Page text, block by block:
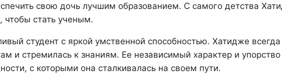
свою дочь лучшим образованием. С самого детства
чтобы стать ученым.
студент с яркой умственной способностью. Хатидже всегда
и стремилась к знаниям. Ее независимый характер и упорство
с которыми она сталкивалась на своем пути.